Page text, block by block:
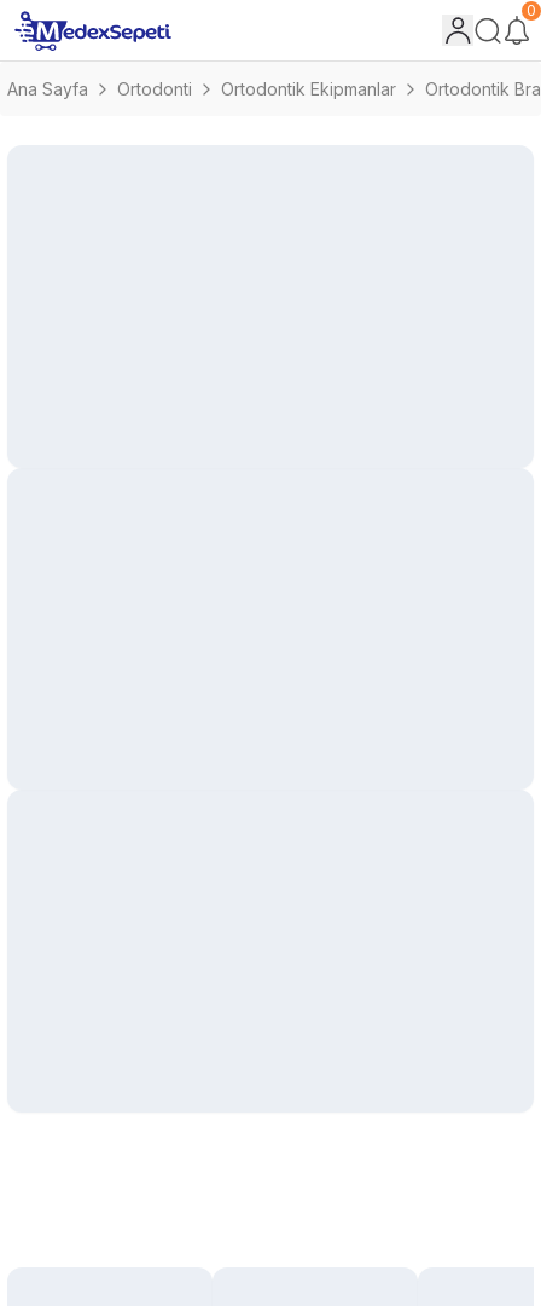
0
Ana Sayfa Ortodonti Ortodontik Ekipmanlar Ortodontik